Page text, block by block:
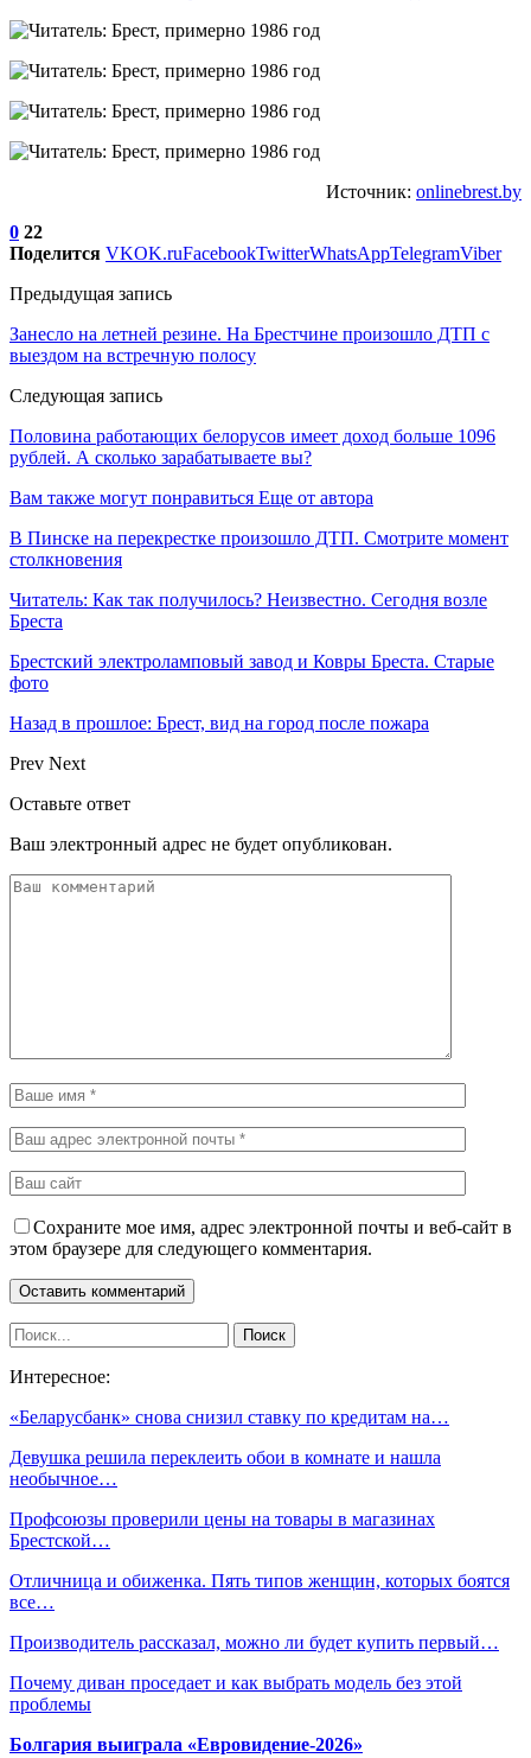
Источник: onlinebrest.by
0 22
Поделится VKOK.ruFacebookTwitterWhatsAppTelegramViber
Предыдущая запись
Занесло на летней резине. На Брестчине произошло ДТП с
выездом на встречную полосу
Следующая запись
Половина работающих белорусов имеет доход больше 1096
рублей. А сколько зарабатываете вы?
Вам также могут понравиться Еще от автора
В Пинске на перекрестке произошло ДТП. Смотрите момент
столкновения
Читатель: Как так получилось? Неизвестно. Сегодня возле
Бреста
Брестский электроламповый завод и Ковры Бреста. Старые
фото
Назад в прошлое: Брест, вид на город после пожара
Prev Next
Оставьте ответ
Ваш электронный адрес не будет опубликован.
Сохраните мое имя, адрес электронной почты и веб-сайт в
этом браузере для следующего комментария.
Интересное:
«Беларусбанк» снова снизил ставку по кредитам на…
Девушка решила переклеить обои в комнате и нашла
необычное…
Профсоюзы проверили цены на товары в магазинах
Брестской…
Отличница и обиженка. Пять типов женщин, которых боятся
все…
Производитель рассказал, можно ли будет купить первый…
Почему диван проседает и как выбрать модель без этой
проблемы
Болгария выиграла «Евровидение-2026»